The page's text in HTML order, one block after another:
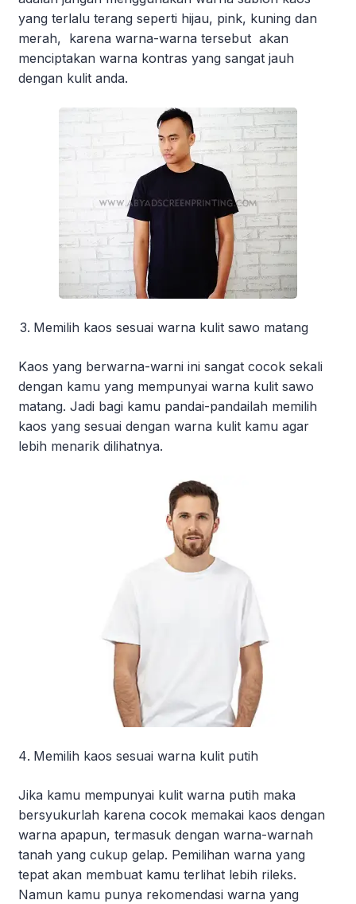
yang terlalu terang seperti hijau, pink, kuning dan
merah, karena warna-warna tersebut akan
menciptakan warna kontras yang sangat jauh
dengan kulit anda.
Memilih kaos sesuai warna kulit sawo matang
Kaos yang berwarna-warni ini sangat cocok sekali
dengan kamu yang mempunyai warna kulit sawo
matang. Jadi bagi kamu pandai-pandailah memilih
kaos yang sesuai dengan warna kulit kamu agar
lebih menarik dilihatnya.
Memilih kaos sesuai warna kulit putih
Jika kamu mempunyai kulit warna putih maka
bersyukurlah karena cocok memakai kaos dengan
warna apapun, termasuk dengan warna-warnah
tanah yang cukup gelap. Pemilihan warna yang
tepat akan membuat kamu terlihat lebih rileks.
Namun kamu punya rekomendasi warna yang